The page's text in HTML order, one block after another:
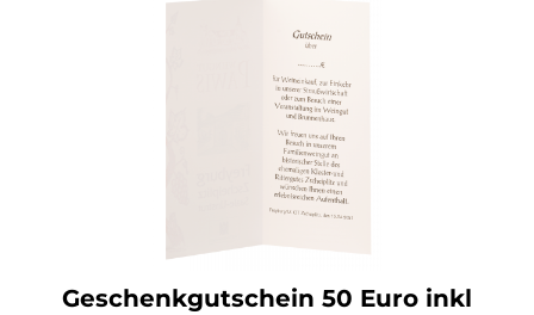
Geschenkgutschein 50 Euro inkl